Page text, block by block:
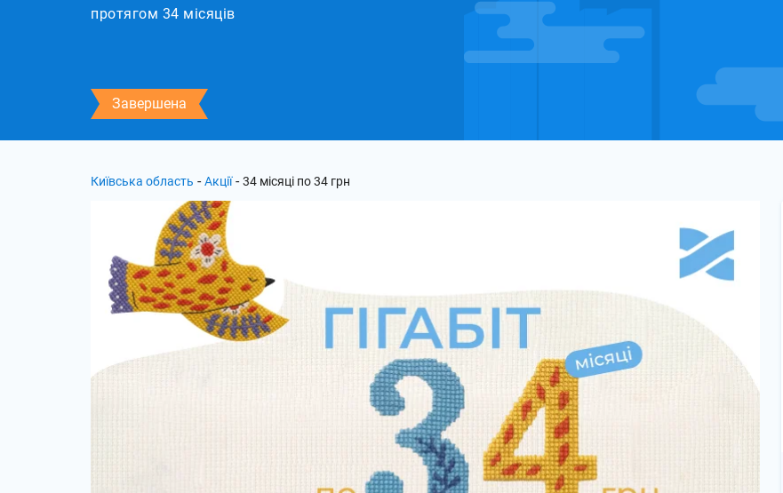
протягом 34 місяців
Завершена
Київська область - Акції - 34 місяці по 34 грн